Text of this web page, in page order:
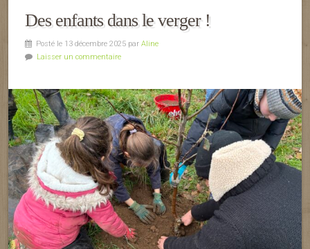
Des enfants dans le verger !
Posté le 13 décembre 2025 par Aline
Laisser un commentaire